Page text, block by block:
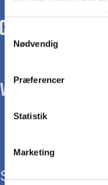
markedsføring. Du
Samtykkevalg
Nødvendig
Præferencer
Statistik
Marketing
WE TRANSFORM
Study